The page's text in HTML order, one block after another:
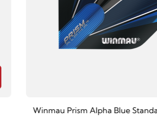
Winmau Prism Alpha Blue